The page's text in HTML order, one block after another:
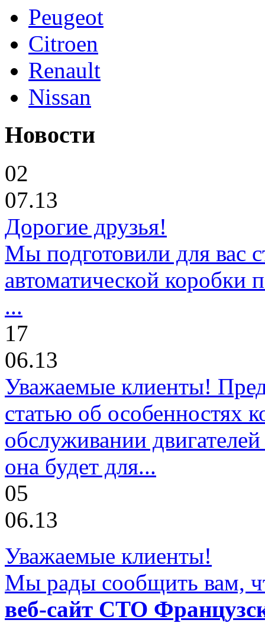
Peugeot
Citroen
Renault
Nissan
Новости
02
07.13
Дорогие друзья!
Мы подготовили для вас
автоматической коробки
...
17
06.13
Уважаемые клиенты!
статью об особенностях
обслуживании
она будет для...
05
06.13
Уважаемые клиенты!
Мы рады сообщить вам,
веб-сайт СТО